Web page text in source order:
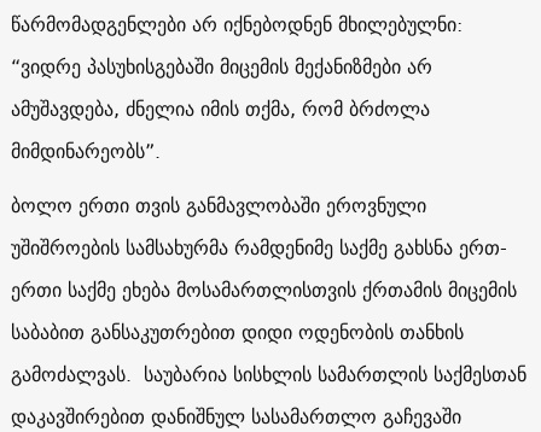
წარმომადგენლები არ იქნებოდნენ მხილებულნი:
“ვიდრე პასუხისგებაში მიცემის მექანიზმები არ
ამუშავდება, ძნელია იმის თქმა, რომ ბრძოლა
მიმდინარეობს”.
ბოლო ერთი თვის განმავლობაში ეროვნული
უშიშროების სამსახურმა რამდენიმე საქმე გახსნა ერთ-
ერთი საქმე ეხება მოსამართლისთვის ქრთამის მიცემის
საბაბით განსაკუთრებით დიდი ოდენობის თანხის
გამოძალვას. საუბარია სისხლის სამართლის საქმესთან
დაკავშირებით დანიშნულ სასამართლო გაჩევაში